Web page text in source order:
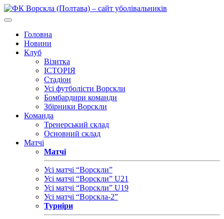
Головна
Новини
Клуб
Візитка
ІСТОРІЯ
Стадіон
Усі футболісти Ворскли
Бомбардири команди
Збірники Ворскли
Команда
Тренерський склад
Основний склад
Матчі
Матчі
Усі матчі “Ворскли”
Усі матчі “Ворскли” U21
Усі матчі “Ворскли” U19
Усі матчі “Ворскла-2”
Турніри